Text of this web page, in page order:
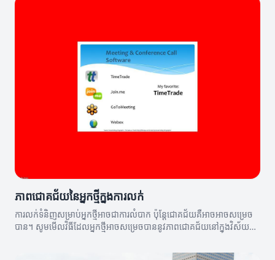
ភាពជោគជ័យនៃអ្នកថ្មីក្នុងការលក់
ការលក់ទំនិញសម្រាប់អ្នកថ្មីអាចជាការលំបាក ប៉ុន្តែជោគជ័យគឺអាចអាចសម្រេច
បាន។ សូមមើលវិធីដែលអ្នកថ្មីអាចសម្រេចបាននូវភាពជោគជ័យនៅក្នុងវិស័យ